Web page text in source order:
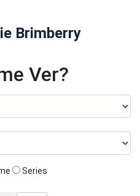
Brimberry
Ver?
Series